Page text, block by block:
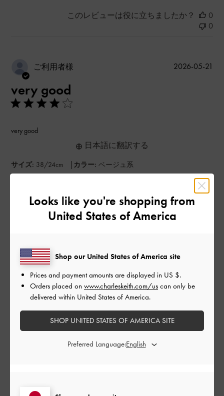
このレビューは役に立ちましたか？
0
0
ご利用者様
very good
very good
サイズ: 38/24cm | カラー: ベージュ系
とてもよかった
もっと見る
日本語に翻訳する
2026-05-21
このレビューは役に立ちましたか？
Looks like you're shopping from
United States of America
Shop our United States of America site
Prices and payment amounts are displayed in US $.
Orders placed on www.charleskeith.com/us can only be
delivered within United States of America.
SHOP UNITED STATES OF AMERICA SITE
Preferred Language: